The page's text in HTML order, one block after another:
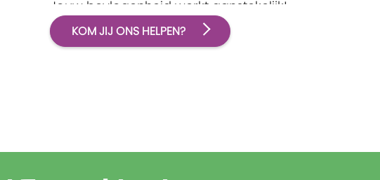
Jouw bevlogenheid werkt aanstekelijk!
KOM JIJ ONS HELPEN?